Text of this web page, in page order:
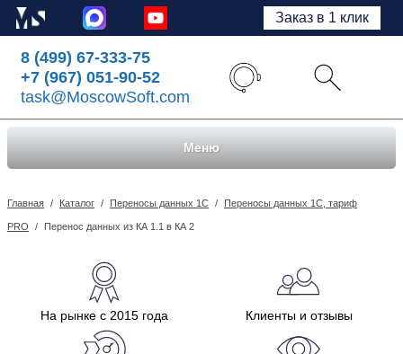
Заказ в 1 клик
8 (499) 67-333-75
+7 (967) 051-90-52
task@MoscowSoft.com
Меню
Главная / Каталог / Переносы данных 1С / Переносы данных 1С, тариф
PRO / Перенос данных из КА 1.1 в КА 2
На рынке с 2015 года Клиенты и отзывы